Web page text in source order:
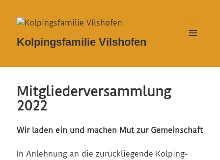
Kolpingsfamilie Vilshofen
Mitgliederversammlung
2022
Wir laden ein und machen Mut zur Gemeinschaft
In Anlehnung an die zurückliegende Kolping-